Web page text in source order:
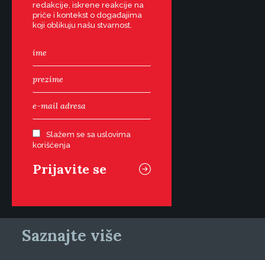
redakcije, iskrene reakcije na
priče i kontekst o događajima
koji oblikuju našu stvarnost.
Slažem se sa uslovima
korišćenja
Saznajte više